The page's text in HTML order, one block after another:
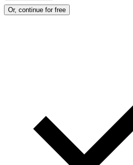
Or, continue for free